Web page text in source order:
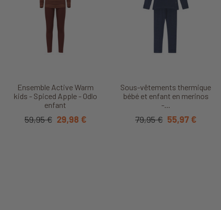
Ensemble Active Warm
kids - Spiced Apple - Odlo
enfant
59,95 € 29,98 €
Sous-vêtements thermique
bébé et enfant en merinos
-...
79,95 € 55,97 €